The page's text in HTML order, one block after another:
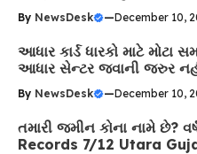
By NewsDesk —December 10,
આધાર કાર્ડ ધારકો માટે મોટા
આધાર સેન્ટર જવાની જરુર
By NewsDesk —December 10,
તમારી જમીન કોના નામે છે?
Records 7/12 Utara